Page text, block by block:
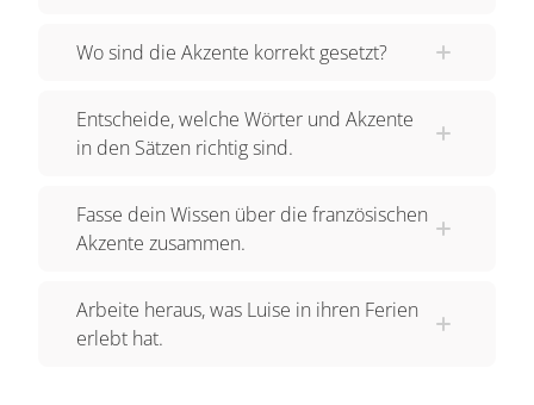
Wo sind die Akzente korrekt gesetzt?
Entscheide, welche Wörter und Akzente
in den Sätzen richtig sind.
Fasse dein Wissen über die französischen
Akzente zusammen.
Arbeite heraus, was Luise in ihren Ferien
erlebt hat.